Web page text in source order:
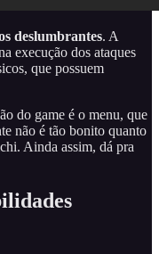
deslumbrantes. A
execução dos ataques
que possuem
do game é o menu, que
não é tão bonito quanto
Ainda assim, dá pra